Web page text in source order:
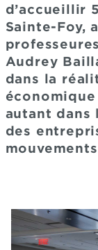
d’accueillir
Sainte-Foy,
Audrey
dans la
autant dans
des